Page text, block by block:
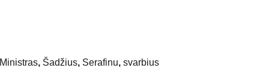
Ministras, Šadžius, Serafinu, svarbius